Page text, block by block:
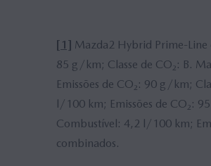
[1] Mazda2 Hybrid Prime-Line
85 g/km; Classe de CO₂: B.
Emissões de CO₂: 90 g/km;
l/100 km; Emissões de CO₂:
Combustível: 4,2 l/100 km;
combinados.